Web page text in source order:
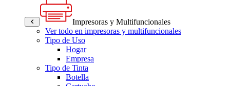
Impresoras y Multifuncionales
Ver todo en impresoras y multifuncionales
Tipo de Uso
Hogar
Empresa
Tipo de Tinta
Botella